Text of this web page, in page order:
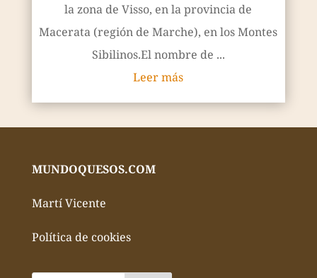
la zona de Visso, en la provincia de
Macerata (región de Marche), en los Montes
Sibilinos.El nombre de ...
Leer más
MUNDOQUESOS.COM
Martí Vicente
Política de cookies